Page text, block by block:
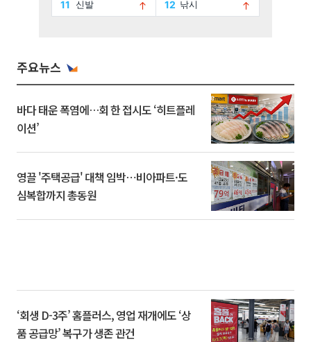
주요뉴스
바다 태운 폭염에…회 한 접시도 ‘히트플레
이션’
영끌 '주택공급' 대책 임박⋯비아파트·도
심복합까지 총동원
‘회생 D-3주’ 홈플러스, 영업 재개에도 ‘상
품 공급망’ 복구가 생존 관건